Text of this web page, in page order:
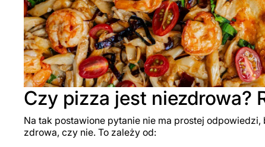
Czy pizza jest niezdrowa?
Na tak postawione pytanie nie ma prostej
zdrowa, czy nie. To zależy od: